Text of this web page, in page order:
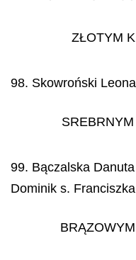
ZŁOTYM
98. Skowroński
99. Bączalska
Dominik s.